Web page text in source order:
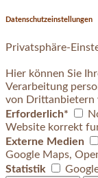
Datenschutzeinstellungen
Privatsphäre-
Hier können Sie
Verarbeitung
von Drittanbietern
Erforderlich*
Website korrekt
Externe Medien
Google Maps,
Statistik